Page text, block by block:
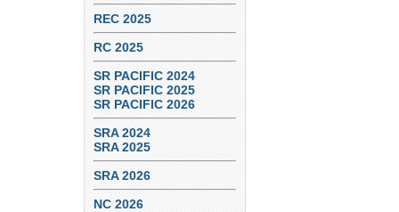
REC 2025
RC 2025
SR PACIFIC 2024
SR PACIFIC 2025
SR PACIFIC 2026
SRA 2024
SRA 2025
SRA 2026
NC 2026